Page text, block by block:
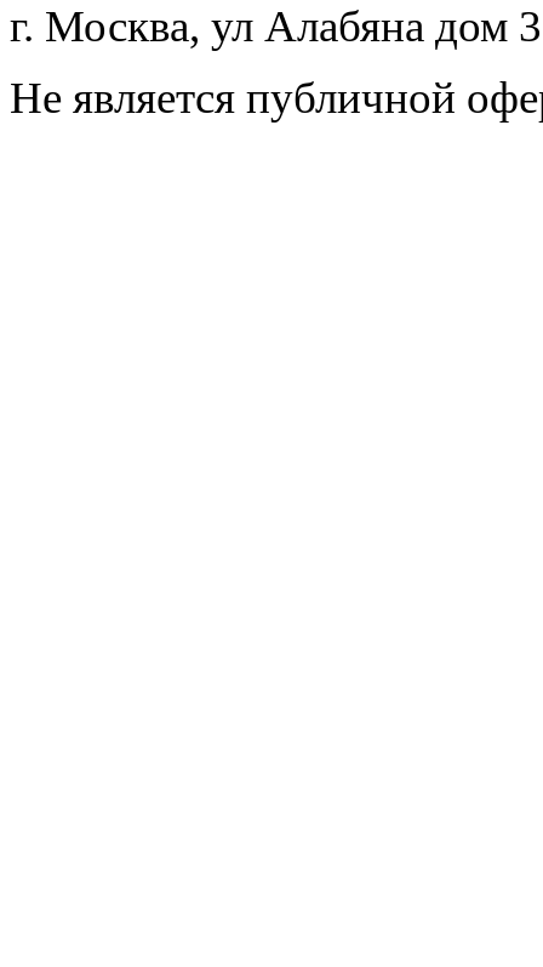
г. Москва, ул Алабяна дом
Не является публичной